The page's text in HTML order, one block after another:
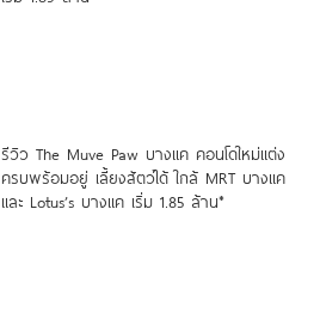
รีวิว The Muve Paw บางแค คอนโดใหม่แต่ง
ครบพร้อมอยู่ เลี้ยงสัตว์ได้ ใกล้ MRT บางแค
และ Lotus’s บางแค เริ่ม 1.85 ล้าน*